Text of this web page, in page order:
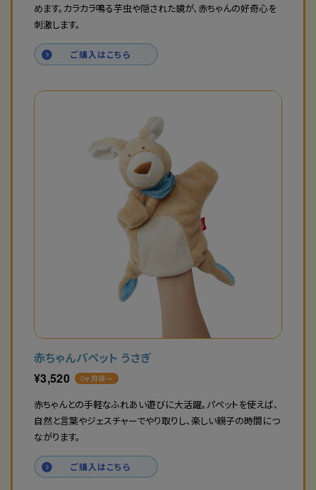
めます。カラカラ鳴る芋虫や隠された鏡が、赤ちゃんの好奇心を
刺激します。
ご購入はこちら
赤ちゃんパペット うさぎ
¥3,520 0ヶ月頃〜
赤ちゃんとの手軽なふれあい遊びに大活躍。パペットを使えば、
自然と言葉やジェスチャーでやり取りし、楽しい親子の時間につ
ながります。
ご購入はこちら